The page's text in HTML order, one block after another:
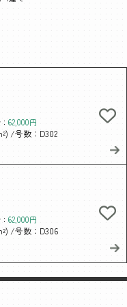
62,000円
/号数：D302
62,000円
/号数：D306